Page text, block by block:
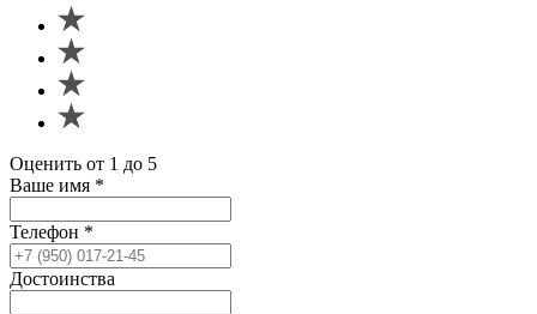
Оценить от 1 до 5
Ваше имя *
Телефон *
Достоинства